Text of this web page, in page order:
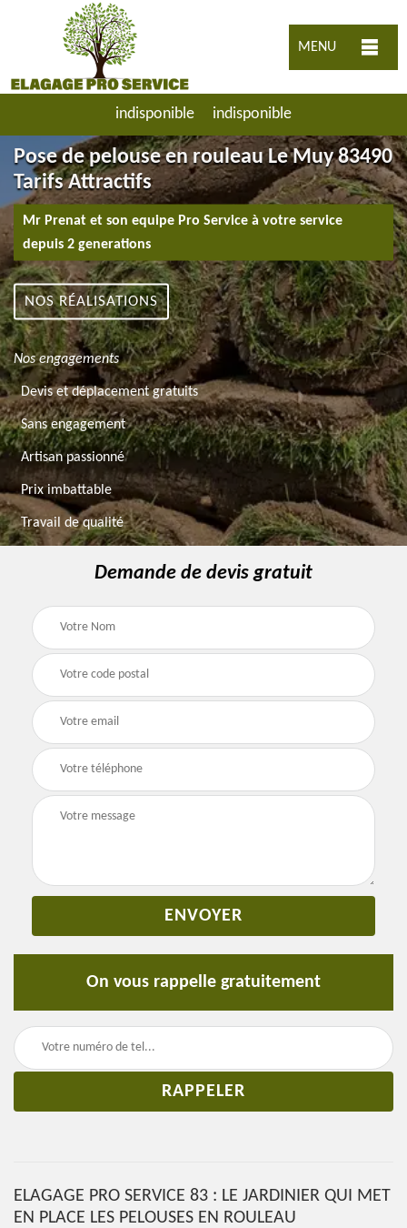
MENU
indisponible indisponible
Pose de pelouse en rouleau Le Muy 83490
Tarifs Attractifs
Mr Prenat et son equipe Pro Service à votre service
depuis 2 generations
NOS RÉALISATIONS
Nos engagements
Devis et déplacement gratuits
Sans engagement
Artisan passionné
Prix imbattable
Travail de qualité
Demande de devis gratuit
On vous rappelle gratuitement
ELAGAGE PRO SERVICE 83 : LE JARDINIER QUI MET
EN PLACE LES PELOUSES EN ROULEAU